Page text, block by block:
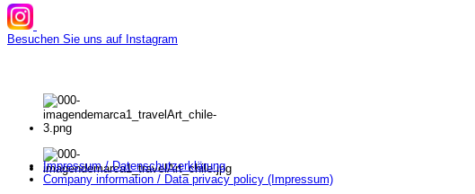
Besuchen Sie uns auf Instagram
Impressum / Datenschutzerklärung
Company information / Data privacy policy (Impressum)